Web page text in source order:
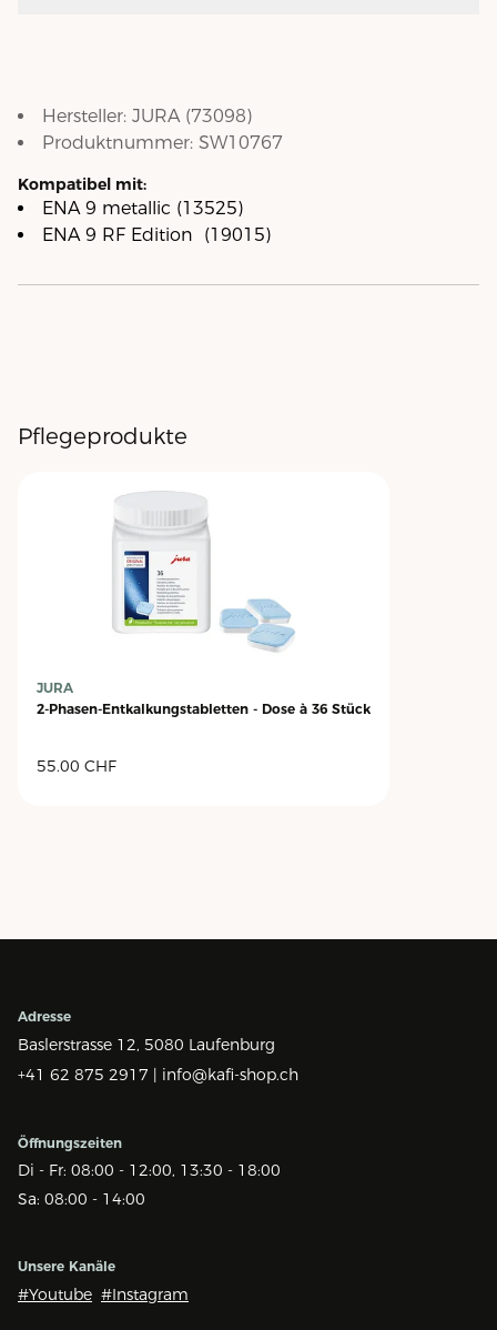
Hersteller: JURA (73098)
Produktnummer: SW10767
Kompatibel mit:
ENA 9 metallic (13525)
ENA 9 RF Edition (19015)
Pflegeprodukte
JURA
2-Phasen-Entkalkungstabletten - Dose à 36 Stück
55.00 CHF
Adresse
Baslerstrasse 12, 5080 Laufenburg
+41 62 875 2917 | info@kafi-shop.ch
Öffnungszeiten
Di - Fr: 08:00 - 12:00, 13:30 - 18:00
Sa: 08:00 - 14:00
Unsere Kanäle
#Youtube #Instagram